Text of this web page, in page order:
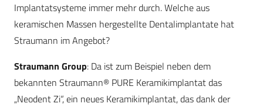
Implantatsysteme immer mehr durch. Welche aus
keramischen Massen hergestellte Dentalimplantate hat
Straumann im Angebot?
Straumann Group: Da ist zum Beispiel neben dem
bekannten Straumann® PURE Keramikimplantat das
„Neodent Zi“, ein neues Keramikimplantat, das dank der